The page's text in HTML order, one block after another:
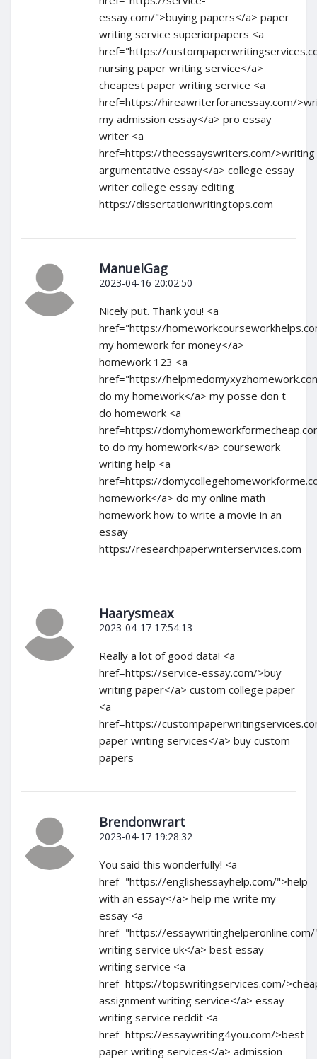
essay.com/">buying papers</a> paper
writing service superiorpapers <a
href="https://
nursing paper writing service</a>
cheapest paper writing service <a
href=https://hireawriterforanessay.com/
my admission essay</a> pro essay
writer <a
href=https://theessayswriters.com/>writing
argumentative essay</a> college essay
writer college essay editing
https://dissertationwritingtops.com
ManuelGag
2023-04-16 20:02:50
Nicely put. Thank you! <a
href="https://
my homework for money</a>
homework 123 <a
href="https://
do my homework</a> my posse don t
do homework <a
href=https://
to do my homework</a> coursework
writing help <a
href=https://
homework</a> do my online math
homework how to write a movie in an
essay
https://researchpaperwriterservices.com
Haarysmeax
2023-04-17 17:54:13
Really a lot of good data! <a
href=https://service-essay.com/>buy
writing paper</a> custom college paper
<a
href=https://
paper writing services</a> buy custom
papers
Brendonwrart
2023-04-17 19:28:32
You said this wonderfully! <a
href="https://englishessayhelp.com/">help
with an essay</a> help me write my
essay <a
href="https://
writing service uk</a> best essay
writing service <a
href=https://topswritingservices.com/
assignment writing service</a> essay
writing service reddit <a
href=https://essaywriting4you.com/>best
paper writing services</a> admission